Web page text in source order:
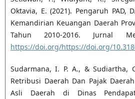
Oktavia, E. (2021). Pengaruh PAD,
Kemandirian Keuangan Daerah
Tahun 2010-2016. Jurnal
https://doi.org/https://doi.org/
Sudarmana, I. P. A., & Sudiartha,
Retribusi Daerah Dan Pajak
Asli Daerah di Dinas